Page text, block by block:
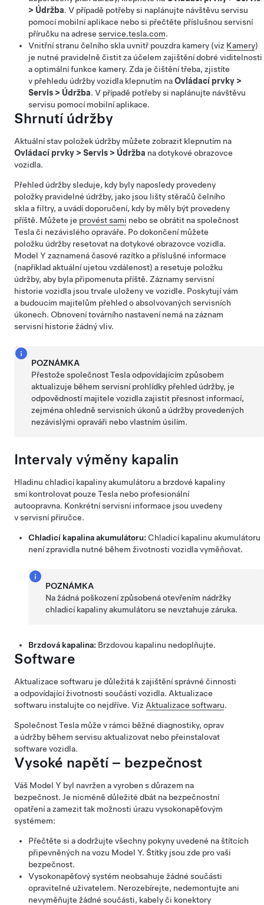
> Údržba. V případě potřeby si naplánujte návštěvu servisu
pomocí mobilní aplikace nebo si přečtěte příslušnou servisní
příručku na adrese service.tesla.com.
Vnitřní stranu čelního skla uvnitř pouzdra kamery (viz Kamery)
je nutné pravidelně čistit za účelem zajištění dobré viditelnosti
a optimální funkce kamery. Zda je čištění třeba, zjistíte
v přehledu údržby vozidla klepnutím naOvládací prvky >
Servis > Údržba. V případě potřeby si naplánujte návštěvu
servisu pomocí mobilní aplikace.
Shrnutí údržby
Aktuální stav položek údržby můžete zobrazit klepnutím na
Ovládací prvky > Servis > Údržba na dotykové obrazovce
vozidla.
Přehled údržby sleduje, kdy byly naposledy provedeny
položky pravidelné údržby, jako jsou lišty stěračů čelního
skla a filtry, a uvádí doporučení, kdy by měly být provedeny
příště. Můžete je provést sami nebo se obrátit na společnost
Tesla či nezávislého opraváře. Po dokončení můžete
položku údržby resetovat na dotykové obrazovce vozidla.
Model Y zaznamená časové razítko a příslušné informace
(například aktuální ujetou vzdálenost) a resetuje položku
údržby, aby byla připomenuta příště. Záznamy servisní
historie vozidla jsou trvale uloženy ve vozidle. Poskytují vám
a budoucím majitelům přehled o absolvovaných servisních
úkonech. Obnovení továrního nastavení nemá na záznam
servisní historie žádný vliv.
POZNÁMKA
Přestože společnost Tesla odpovídajícím způsobem
aktualizuje během servisní prohlídky přehled údržby, je
odpovědností majitele vozidla zajistit přesnost informací,
zejména ohledně servisních úkonů a údržby provedených
nezávislými opraváři nebo vlastním úsilím.
Intervaly výměny kapalin
Hladinu chladicí kapaliny akumulátoru a brzdové kapaliny
smí kontrolovat pouze Tesla nebo profesionální
autoopravna. Konkrétní servisní informace jsou uvedeny
v servisní příručce.
Chladicí kapalina akumulátoru: Chladicí kapalinu akumulátoru
není zpravidla nutné během životnosti vozidla vyměňovat.
POZNÁMKA
Na žádná poškození způsobená otevřením nádržky
chladicí kapaliny akumulátoru se nevztahuje záruka.
Brzdová kapalina: Brzdovou kapalinu nedoplňujte.
Software
Aktualizace softwaru je důležitá k zajištění správné činnosti
a odpovídající životnosti součástí vozidla. Aktualizace
softwaru instalujte co nejdříve. Viz Aktualizace softwaru.
Společnost Tesla může v rámci běžné diagnostiky, oprav
a údržby během servisu aktualizovat nebo přeinstalovat
software vozidla.
Vysoké napětí – bezpečnost
Váš Model Y byl navržen a vyroben s důrazem na
bezpečnost. Je nicméně důležité dbát na bezpečnostní
opatření a zamezit tak možnosti úrazu vysokonapěťovým
systémem:
Přečtěte si a dodržujte všechny pokyny uvedené na štítcích
připevněných na vozu Model Y. Štítky jsou zde pro vaši
bezpečnost.
Vysokonapěťový systém neobsahuje žádné součásti
opravitelné uživatelem. Nerozebírejte, nedemontujte ani
nevyměňujte žádné součásti, kabely či konektory